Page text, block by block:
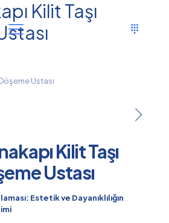
Kilit Taşı
Ustası
Kilit Taşı
Ustası
Estetik ve Dayanıklılığın